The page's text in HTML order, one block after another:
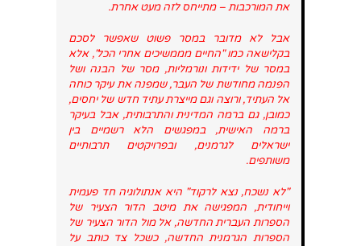
את המורכבות – מתייחס לזה מעט אחרת.
אבל לא מדובר במסר פשוט שאפשר לסכם
בקלישאה כמו "החיים מממשיכים אחרי הכל", אלא
במסר של ידידות ונורמליות, מסר של הבנה ושל
הפנמה מחודשת של העבר, שמפנה את עיקר כוחה
אל העתיד, ורוצה וגם מייצרת עתיד חדש של יחסים,
כמובן, גם ברמה המדינית והתרבותית, אבל בעיקר
ברמה האישית, במפגשים הלא רשמיים בין
ישראלים לגרמנים, ובפרויקטים תרבותיים
משותפים.
"לא נשכח, נצא לרקוד" היא אנתולוגיה חד פעמית
וייחודית, המפגישה את מיטב הדור הצעיר של
הספרות העברית החדשה, אל מול הדור הצעיר של
הספרות הגרמנית החדשה, כשכל צד כותב על